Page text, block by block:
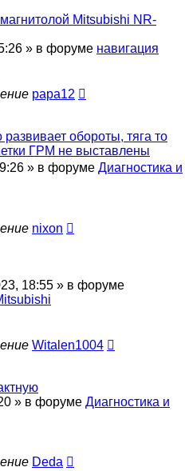
Mitsubishi NR-
» в форуме навигация
papa12
обороты, тяга то
ГРМ не выставлены
» в форуме Диагностика и
nixon
18:55 » в форуме
Witalen1004
» в форуме Диагностика и
Deda